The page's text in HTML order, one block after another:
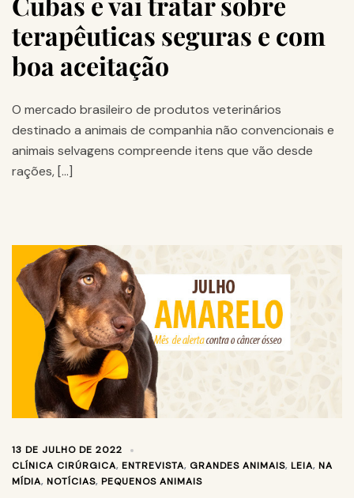
terapêuticas seguras e com
boa aceitação
O mercado brasileiro de produtos veterinários
destinado a animais de companhia não convencionais e
animais selvagens compreende itens que vão desde
rações, […]
13 DE JULHO DE 2022
CLÍNICA CIRÚRGICA, ENTREVISTA, GRANDES ANIMAIS, LEIA, NA
MÍDIA, NOTÍCIAS, PEQUENOS ANIMAIS